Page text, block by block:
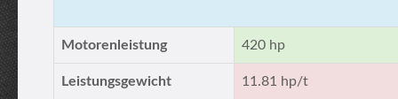
Motorenleistung 420 hp
Leistungsgewicht 11.81 hp/t